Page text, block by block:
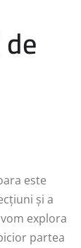
este
și a
explora
partea